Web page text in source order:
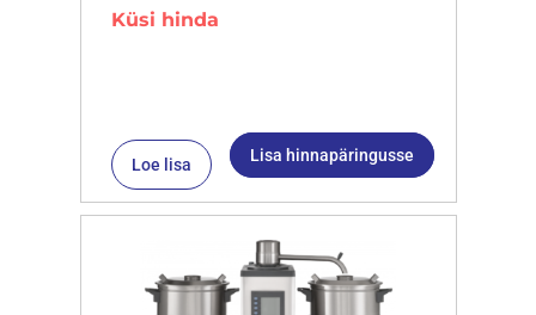
Küsi hinda
Loe lisa Lisa hinnapäringusse